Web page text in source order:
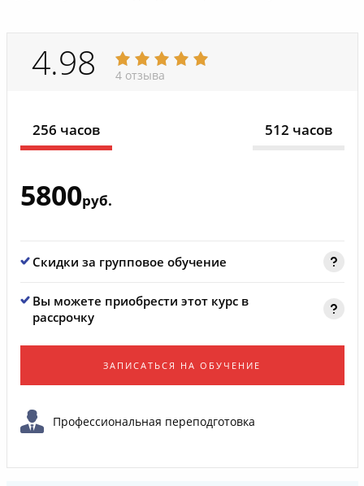
4.98 4 отзыва
256 часов 512 часов
5800руб.
Скидки за групповое обучение
Вы можете приобрести этот курс в
рассрочку
ЗАПИСАТЬСЯ НА ОБУЧЕНИЕ
Профессиональная переподготовка